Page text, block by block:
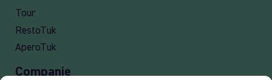
Tour
RestoTuk
AperoTuk
Companie